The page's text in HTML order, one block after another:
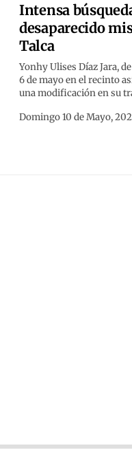
Intensa
desaparecido
Talca
Yonhy Ulises Díaz Jara,
6 de mayo en el recinto
una modificación en su
Domingo 10 de Mayo,